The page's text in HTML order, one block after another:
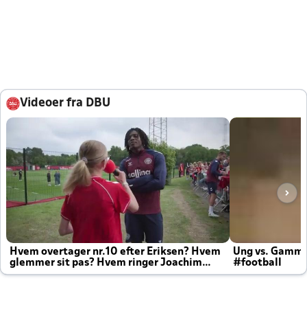
Videoer fra DBU
Hvem overtager nr.10 efter Eriksen? Hvem
glemmer sit pas? Hvem ringer Joachim
altid til efter kampe?
Ung vs.
#football